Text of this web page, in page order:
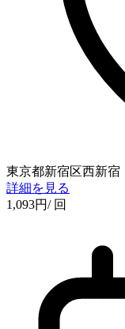
東京都新宿区西新宿
詳細を見る
1,093円/ 回